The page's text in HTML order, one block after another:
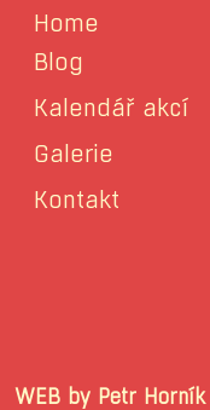
Home
Blog
Kalendář akcí
Galerie
Kontakt
WEB by Petr